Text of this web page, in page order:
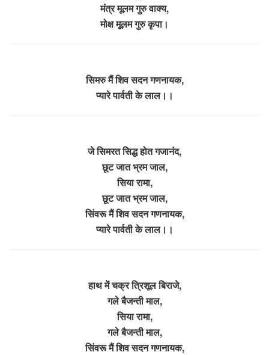
मंत्र मूलम गुरु वाक्य,
मोक्ष मूलम गुरु कृपा।
सिमरु मैं शिव सदन गणनायक,
प्यारे पार्वती के लाल।।
जे सिमरत सिद्ध होत गजानंद,
छूट जात भ्रम जाल,
सिया रामा,
छूट जात भ्रम जाल,
सिंवरू मैं शिव सदन गणनायक,
प्यारे पार्वती के लाल।।
हाथ में चक्र त्रिशूल बिराजे,
गले बैजन्ती माल,
सिया रामा,
गले बैजन्ती माल,
सिंवरू मैं शिव सदन गणनायक,